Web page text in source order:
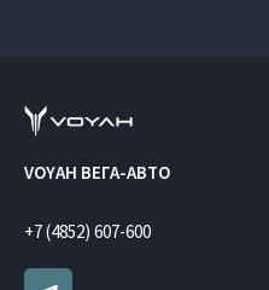
VOYAH ВЕГА-АВТО
+7 (4852) 607-600